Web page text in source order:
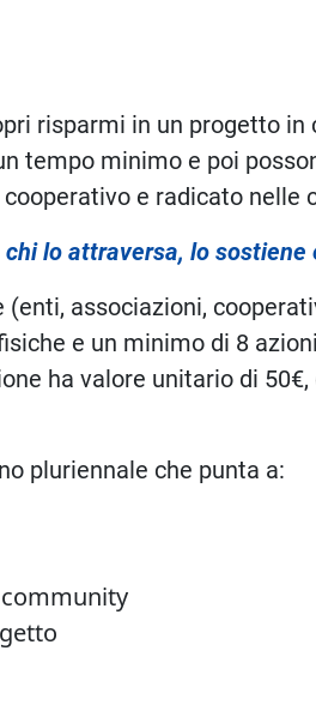
risparmi in un progetto
minimo e poi
e radicato nelle
lo attraversa, lo sostiene
associazioni,
e un minimo di 8
ha valore unitario di
pluriennale che punta a: